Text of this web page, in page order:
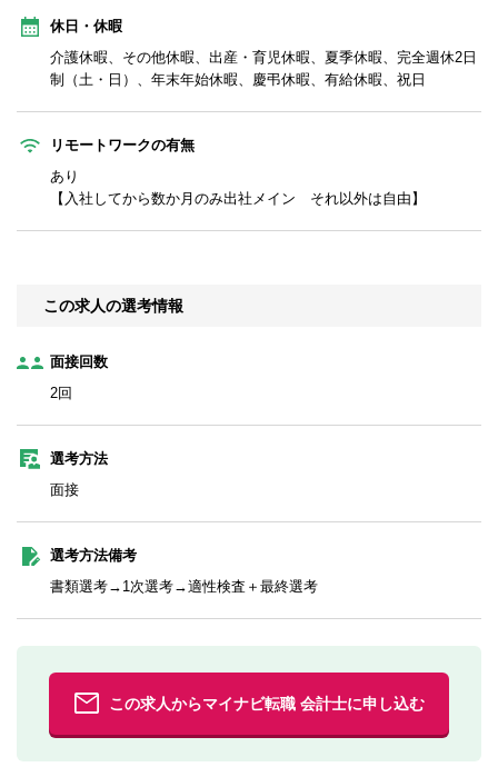
休日・休暇
介護休暇、その他休暇、出産・育児休暇、夏季休暇、完全週休2日
制（土・日）、年末年始休暇、慶弔休暇、有給休暇、祝日
リモートワークの有無
あり
【入社してから数か月のみ出社メイン それ以外は自由】
この求人の選考情報
面接回数
2回
選考方法
面接
選考方法備考
書類選考→1次選考→適性検査＋最終選考
この求人からマイナビ転職 会計士に申し込む